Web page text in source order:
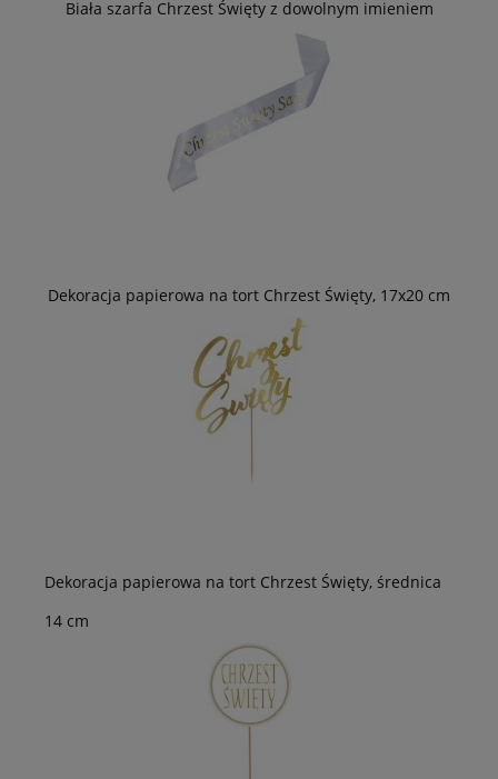
Biała szarfa Chrzest Święty z dowolnym imieniem
Dekoracja papierowa na tort Chrzest Święty, 17x20 cm
Dekoracja papierowa na tort Chrzest Święty, średnica
14 cm